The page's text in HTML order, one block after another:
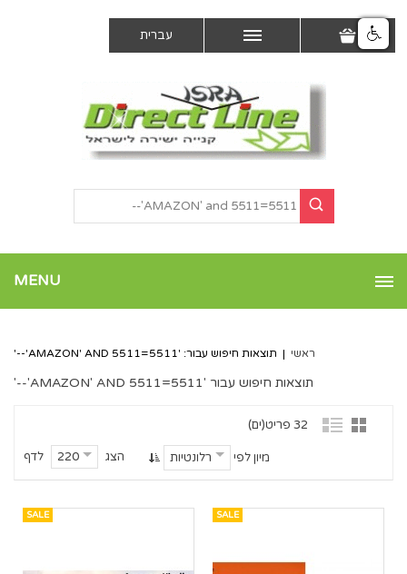
עברית
MENU
ראשי | תוצאות חיפוש עבור: 'AMAZON' AND 5511=5511'--'
תוצאות חיפוש עבור 'AMAZON' AND 5511=5511'--'
32 פריט(ים)
הצג 220 לדף מיון לפי רלונטיות
SALE
SALE